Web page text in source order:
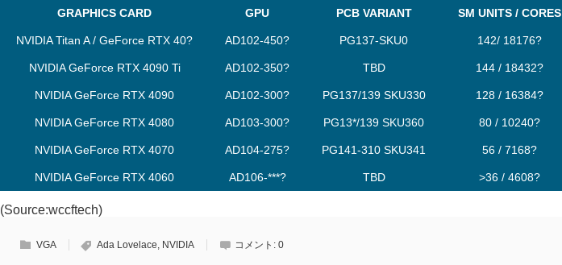
GRAPHICS CARD GPU PCB VARIANT SM UNITS / CORES
NVIDIA Titan A / GeForce RTX 40? AD102-450? PG137-SKU0 142/ 18176?
NVIDIA GeForce RTX 4090 Ti AD102-350? TBD 144 / 18432?
NVIDIA GeForce RTX 4090 AD102-300? PG137/139 SKU330 128 / 16384?
NVIDIA GeForce RTX 4080 AD103-300? PG13*/139 SKU360 80 / 10240?
NVIDIA GeForce RTX 4070 AD104-275? PG141-310 SKU341 56 / 7168?
NVIDIA GeForce RTX 4060 AD106-***? TBD >36 / 4608?
(Source:wccftech)
VGA Ada Lovelace, NVIDIA コメント: 0